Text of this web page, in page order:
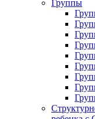
Группы